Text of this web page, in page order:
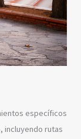
específicos
incluyendo rutas